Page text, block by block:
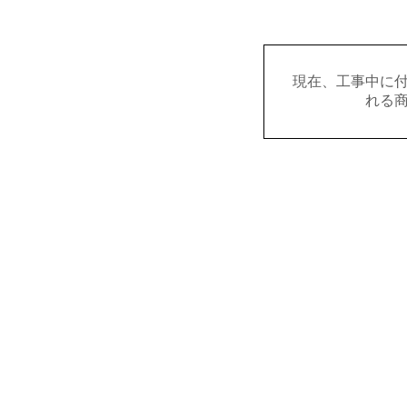
現在、工事中に
れる